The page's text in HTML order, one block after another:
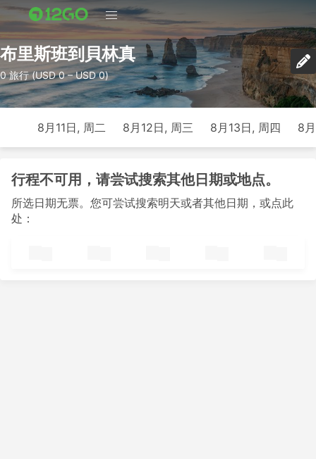
布里斯班到貝林真
0 旅行 (USD 0 – USD 0)
8月11日, 周二 8月12日, 周三 8月13日, 周四 8
行程不可用，请尝试搜索其他日期或地点。
所选日期无票。您可尝试搜索明天或者其他日期，或点此
处：